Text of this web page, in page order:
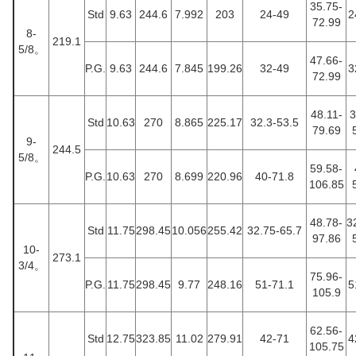
8-
5/8。
219.1
Std 9.63 244.6 7.992 203 24-49
35.75-
72.99
P.G. 9.63 244.6 7.845 199.26 32-49
47.66-
72.99
9-
5/8。
244.5
Std 10.63 270 8.865 225.17 32.3-53.5
48.11-
79.69
P.G.10.63 270 8.699 220.96 40-71.8
59.58-
106.85
10-
3/4。
273.1
Std 11.75298.4510.056255.42 32.75-65.7
48.78-
97.86
P.G. 11.75298.45 9.77 248.16 51-71.1
75.96-
105.9
Std 12.75323.85 11.02 279.91 42-71
62.56-
105.75